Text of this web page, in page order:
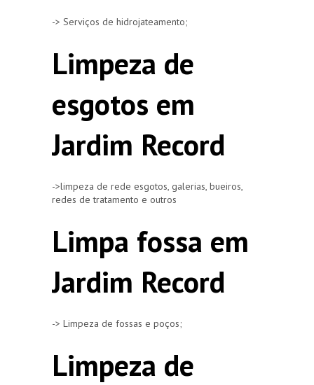
-> Serviços de hidrojateamento;
Limpeza de
esgotos em
Jardim Record
->limpeza de rede esgotos, galerias, bueiros,
redes de tratamento e outros
Limpa fossa em
Jardim Record
-> Limpeza de fossas e poços;
Limpeza de